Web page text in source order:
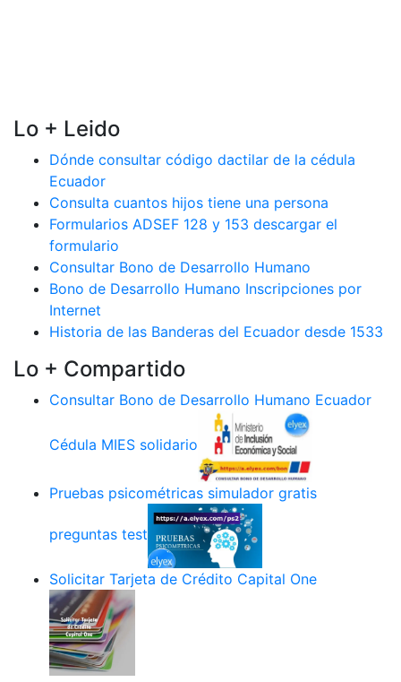
Lo + Leido
Dónde consultar código dactilar de la cédula
Ecuador
Consulta cuantos hijos tiene una persona
Formularios ADSEF 128 y 153 descargar el
formulario
Consultar Bono de Desarrollo Humano
Bono de Desarrollo Humano Inscripciones por
Internet
Historia de las Banderas del Ecuador desde 1533
Lo + Compartido
Consultar Bono de Desarrollo Humano Ecuador
Cédula MIES solidario
Pruebas psicométricas simulador gratis
preguntas test
Solicitar Tarjeta de Crédito Capital One